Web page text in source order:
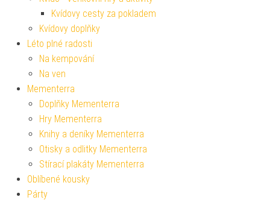
Kvídovy cesty za pokladem
Kvídovy doplňky
Léto plné radosti
Na kempování
Na ven
Mementerra
Doplňky Mementerra
Hry Mementerra
Knihy a deníky Mementerra
Otisky a odlitky Mementerra
Stírací plakáty Mementerra
Oblíbené kousky
Párty